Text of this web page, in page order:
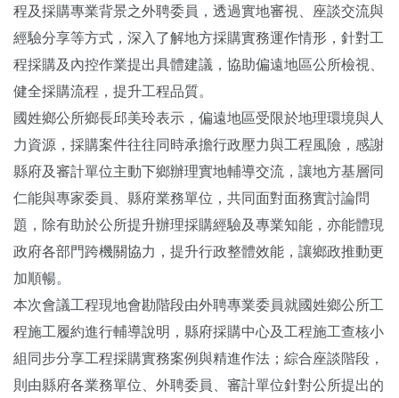
程及採購專業背景之外聘委員，透過實地審視、座談交流與
經驗分享等方式，深入了解地方採購實務運作情形，針對工
程採購及內控作業提出具體建議，協助偏遠地區公所檢視、
健全採購流程，提升工程品質。
國姓鄉公所鄉長邱美玲表示，偏遠地區受限於地理環境與人
力資源，採購案件往往同時承擔行政壓力與工程風險，感謝
縣府及審計單位主動下鄉辦理實地輔導交流，讓地方基層同
仁能與專家委員、縣府業務單位，共同面對面務實討論問
題，除有助於公所提升辦理採購經驗及專業知能，亦能體現
政府各部門跨機關協力，提升行政整體效能，讓鄉政推動更
加順暢。
本次會議工程現地會勘階段由外聘專業委員就國姓鄉公所工
程施工履約進行輔導說明，縣府採購中心及工程施工查核小
組同步分享工程採購實務案例與精進作法；綜合座談階段，
則由縣府各業務單位、外聘委員、審計單位針對公所提出的